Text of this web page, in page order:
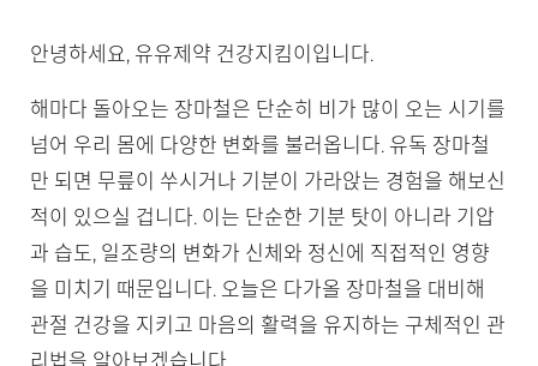
안녕하세요, 유유제약 건강지킴이입니다.
해마다 돌아오는 장마철은 단순히 비가 많이 오는 시기를
넘어 우리 몸에 다양한 변화를 불러옵니다. 유독 장마철
만 되면 무릎이 쑤시거나 기분이 가라앉는 경험을 해보신
적이 있으실 겁니다. 이는 단순한 기분 탓이 아니라 기압
과 습도, 일조량의 변화가 신체와 정신에 직접적인 영향
을 미치기 때문입니다. 오늘은 다가올 장마철을 대비해
관절 건강을 지키고 마음의 활력을 유지하는 구체적인 관
리법을 알아보겠습니다.